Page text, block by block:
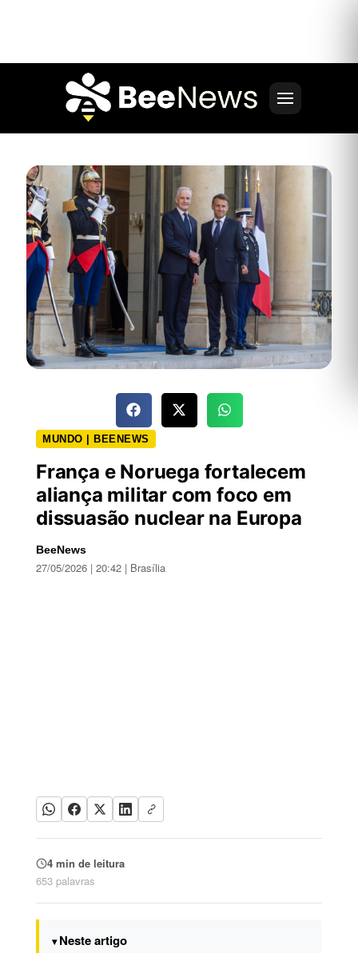
MUNDO | BEENEWS
França e Noruega fortalecem
aliança militar com foco em
dissuasão nuclear na Europa
BeeNews
27/05/2026 | 20:42 | Brasília
4 min de leitura
653 palavras
Neste artigo